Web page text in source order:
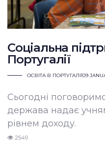
Соціальна
Португалії
ОСВІТА В ПОРТУГАЛІЇ09
Сьогодні
держава надає
рівнем доходу.
2549